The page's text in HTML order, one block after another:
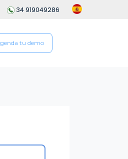
34 919049286
tu demo